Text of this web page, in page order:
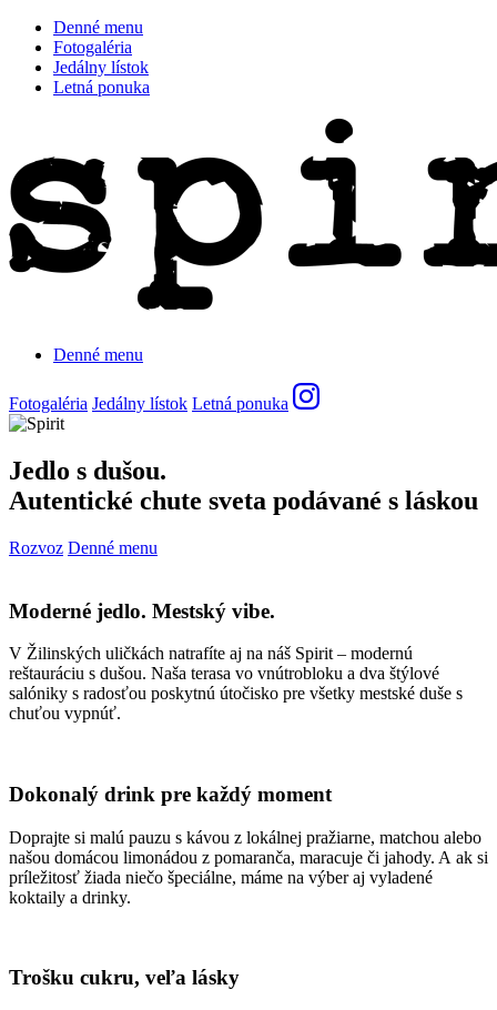
Denné menu
Fotogaléria
Jedálny lístok
Letná ponuka
Denné menu
Fotogaléria Jedálny lístok Letná ponuka
Jedlo s dušou.
Autentické chute sveta podávané s láskou
Rozvoz Denné menu
Moderné jedlo. Mestský vibe.
V Žilinských uličkách natrafíte aj na náš Spirit – modernú
reštauráciu s dušou. Naša terasa vo vnútrobloku a dva štýlové
salóniky s radosťou poskytnú útočisko pre všetky mestské duše s
chuťou vypnúť.
Dokonalý drink pre každý moment
Doprajte si malú pauzu s kávou z lokálnej pražiarne, matchou alebo
našou domácou limonádou z pomaranča, maracuje či jahody. A ak si
príležitosť žiada niečo špeciálne, máme na výber aj vyladené
koktaily a drinky.
Trošku cukru, veľa lásky